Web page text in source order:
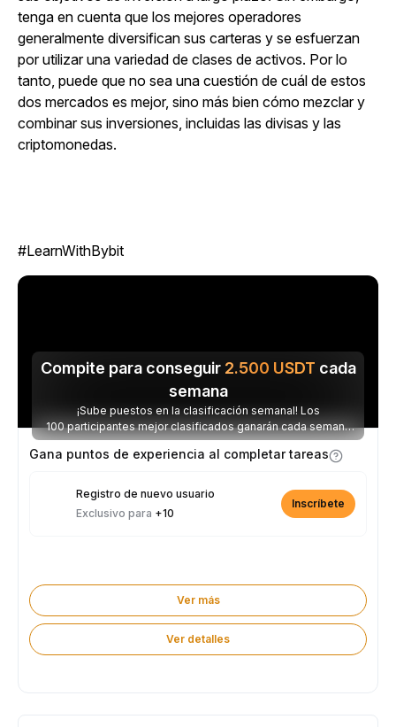
tenga en cuenta que los mejores operadores
generalmente diversifican sus carteras y se esfuerzan
por utilizar una variedad de clases de activos. Por lo
tanto, puede que no sea una cuestión de cuál de estos
dos mercados es mejor, sino más bien cómo mezclar y
combinar sus inversiones, incluidas las divisas y las
criptomonedas.
#LearnWithBybit
Compite para conseguir 2.500 USDT cada
semana
¡Sube puestos en la clasificación semanal! Los
100 participantes mejor clasificados ganarán cada semana
parte de los 2.500 USDT disponibles.
Gana puntos de experiencia al completar tareas
Registro de nuevo usuario
Exclusivo para +10
Inscríbete
Ver más
Ver detalles